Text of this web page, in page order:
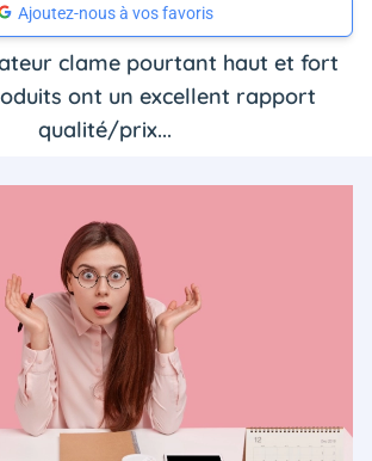
Ajoutez-nous à vos favoris
clame pourtant haut et fort
ont un excellent rapport
qualité/prix...